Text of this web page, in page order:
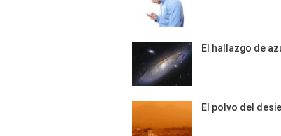
El hallazgo de
El polvo del